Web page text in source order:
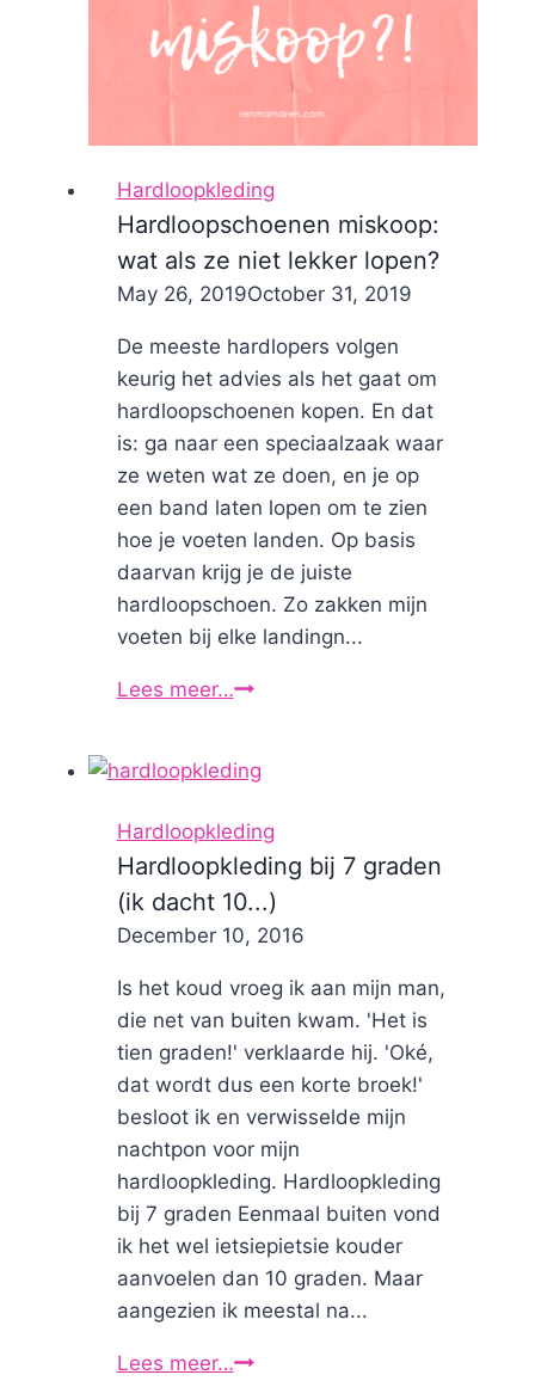
Hardloopkleding
Hardloopschoenen miskoop:
wat als ze niet lekker lopen?
ByNicole
May 26, 2019October 31, 2019
De meeste hardlopers volgen
keurig het advies als het gaat om
hardloopschoenen kopen. En dat
is: ga naar een speciaalzaak waar
ze weten wat ze doen, en je op
een band laten lopen om te zien
hoe je voeten landen. Op basis
daarvan krijg je de juiste
hardloopschoen. Zo zakken mijn
voeten bij elke landingn...
Lees meer…Hardloopschoenen
als
ze
niet
lekker
lopen?
Hardloopkleding
Hardloopkleding bij 7 graden
(ik dacht 10...)
ByNicole
December 10, 2016
Is het koud vroeg ik aan mijn man,
die net van buiten kwam. 'Het is
tien graden!' verklaarde hij. 'Oké,
dat wordt dus een korte broek!'
besloot ik en verwisselde mijn
nachtpon voor mijn
hardloopkleding. Hardloopkleding
bij 7 graden Eenmaal buiten vond
ik het wel ietsiepietsie kouder
aanvoelen dan 10 graden. Maar
aangezien ik meestal na...
Lees meer…Hardloopkleding